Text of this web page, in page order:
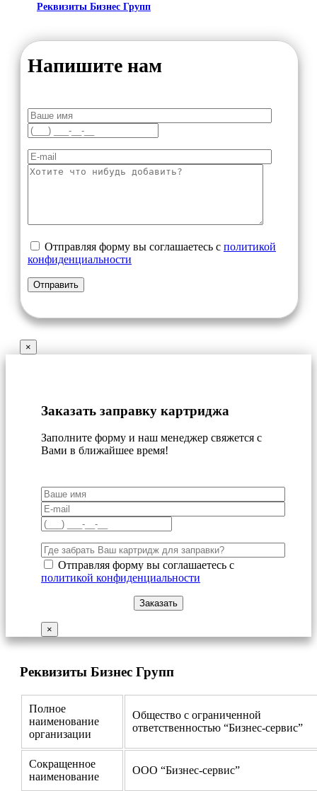
Реквизиты Бизнес Групп
Напишите нам
Отправляя форму вы соглашаетесь с политикой
конфиденциальности
×
Заказать заправку картриджа
Заполните форму и наш менеджер свяжется с
Вами в ближайшее время!
Отправляя форму вы соглашаетесь с
политикой конфиденциальности
×
Реквизиты Бизнес Групп
Полное
наименование
организации
Общество с ограниченной
ответственностью “Бизнес-сервис”
Сокращенное
наименование
ООО “Бизнес-сервис”